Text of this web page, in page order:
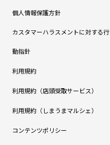
個人情報保護方針
カスタマーハラスメントに対する行
動指針
利用規約
利用規約（店頭受取サービス）
利用規約（しまうまマルシェ）
コンテンツポリシー